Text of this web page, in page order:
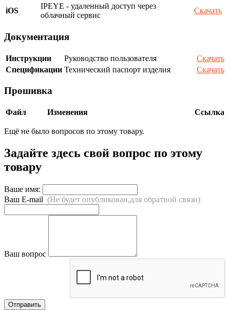
iOS
IPEYE - удаленный доступ через
облачный сервис
Скачать
Документация
Инструкции Руководство пользователя
Скачать
Спецификации Технический паспорт изделия Скачать
Прошивка
Файл Изменения Ссылка
Ещё не было вопросов по этому товару.
Задайте здесь свой вопрос по этому
товару
Ваше имя:
Ваш E-mail (Не будет опубликован,для обратной связи)
Ваш вопрос
Отправить